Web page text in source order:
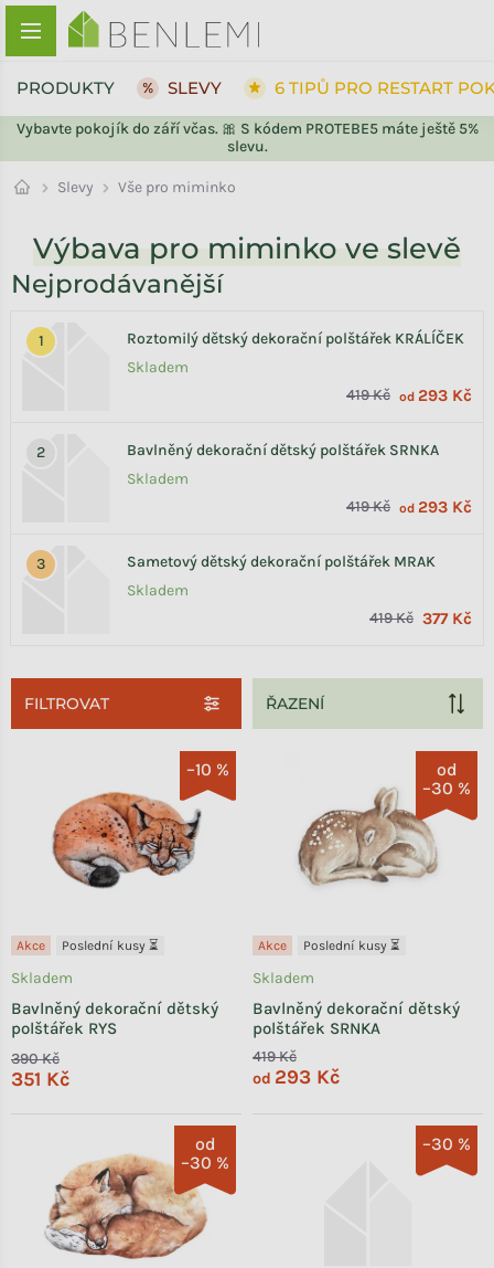
Přejít na obsah
Vybavte pokojík do září včas. 🎀 S kódem PROTEBE5 máte ještě 5%
slevu.
PRODUKTY SLEVY 6 TIPŮ PRO RESTART
Slevy Vše pro miminko
Výbava pro miminko ve slevě
Nejprodávanější
Roztomilý dětský dekorační polštářek KRÁLÍČEK
Skladem
419 Kč od 293 Kč
Bavlněný dekorační dětský polštářek SRNKA
Skladem
419 Kč od 293 Kč
Sametový dětský dekorační polštářek MRAK
Skladem
419 Kč 377 Kč
FILTROVAT
Výpis produktů–10 %
Akce Poslední kusy ⏳
Bavlněný dekorační dětský
polštářek RYS
Skladem
390 Kč
351 Kč
od
–30 %
Akce Poslední kusy ⏳
Bavlněný dekorační dětský
polštářek SRNKA
Skladem
419 Kč
od 293 Kč
od
–30 %
–30 %
ZPĚT DO OBCHODU